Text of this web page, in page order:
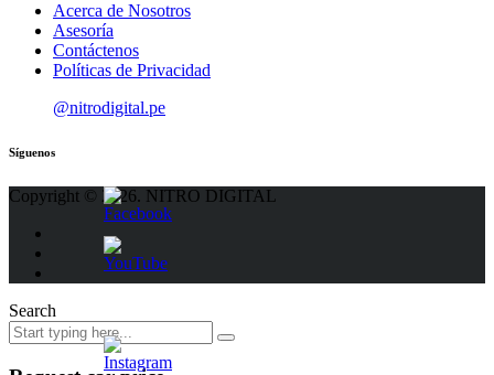
Acerca de Nosotros
Asesoría
Contáctenos
Políticas de Privacidad
@nitrodigital.pe
Síguenos
Copyright © 2026. NITRO DIGITAL
Search